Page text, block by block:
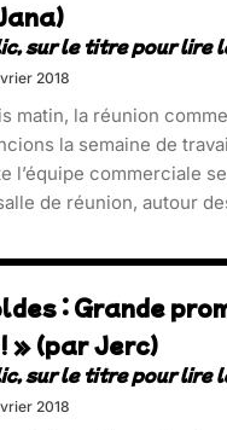
2018
matin, la réunion
la semaine de
l’équipe commerciale
de réunion, autour
portable. Un
: Grande
» (par Jerc)
2018